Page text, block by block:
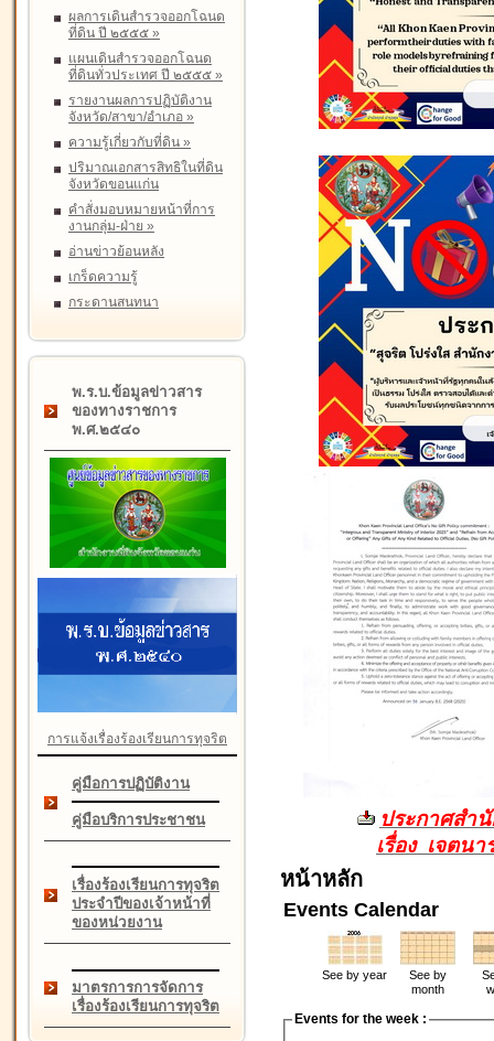
ผลการเดินสำรวจออกโฉนด
ที่ดิน ปี ๒๕๕๕ »
แผนเดินสำรวจออกโฉนด
ที่ดินทั่วประเทศ ปี ๒๕๕๕ »
รายงานผลการปฏิบัติงาน
จังหวัด/สาขา/อำเภอ »
ความรู้เกี่ยวกับที่ดิน »
ปริมาณเอกสารสิทธิในที่ดิน
จังหวัดขอนแก่น
คำสั่งมอบหมายหน้าที่การ
งานกลุ่ม-ฝ่าย »
อ่านข่าวย้อนหลัง
เกร็ดความรู้
กระดานสนทนา
พ.ร.บ.ข้อมูลข่าวสาร
ของทางราชการ
พ.ศ.๒๕๔๐
การแจ้งเรื่องร้องเรียนการทุจริต
คู่มือการปฏิบัติงาน
คู่มือบริการประชาชน
เรื่องร้องเรียนการทุจริต
ประจำปีของเจ้าหน้าที่
ของหน่วยงาน
มาตรการการจัดการ
เรื่องร้องเรียนการทุจริต
ประกาศสำ
เรื่อง เจตน
หน้าหลัก
Events Calendar
See by year
See by
month
Events for the week :